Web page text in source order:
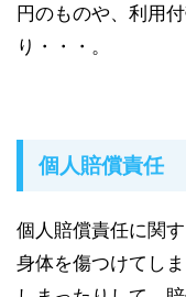
円のものや、利用
り・・・。
個人賠償責任
個人賠償責任に関
身体を傷つけてし